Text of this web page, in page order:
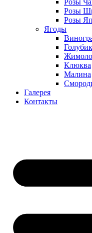
Розы
Розы
Ягоды
Клюква
Малина
Галерея
Контакты